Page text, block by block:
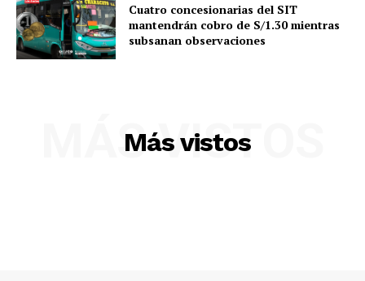
SUSCRIBETE
Cuatro concesionarias del SIT
mantendrán cobro de S/1.30 mientras
subsanan observaciones
Más vistos
MÁS VISTOS